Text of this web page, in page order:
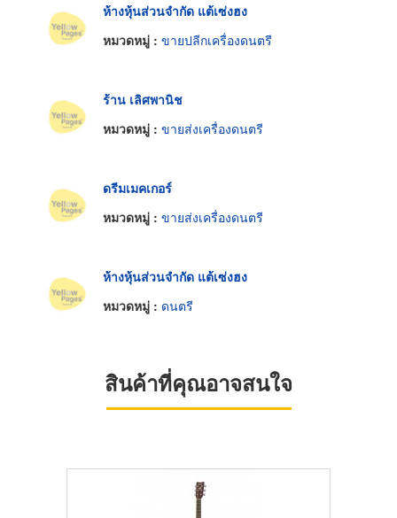
ห้างหุ้นส่วนจำกัด แต้เซ่งฮง
หมวดหมู่ : ขายปลีกเครื่องดนตรี
ร้าน เลิศพานิช
หมวดหมู่ : ขายส่งเครื่องดนตรี
ดรีมเมคเกอร์
หมวดหมู่ : ขายส่งเครื่องดนตรี
ห้างหุ้นส่วนจำกัด แต้เซ่งฮง
หมวดหมู่ : ดนตรี
สินค้าที่คุณอาจสนใจ